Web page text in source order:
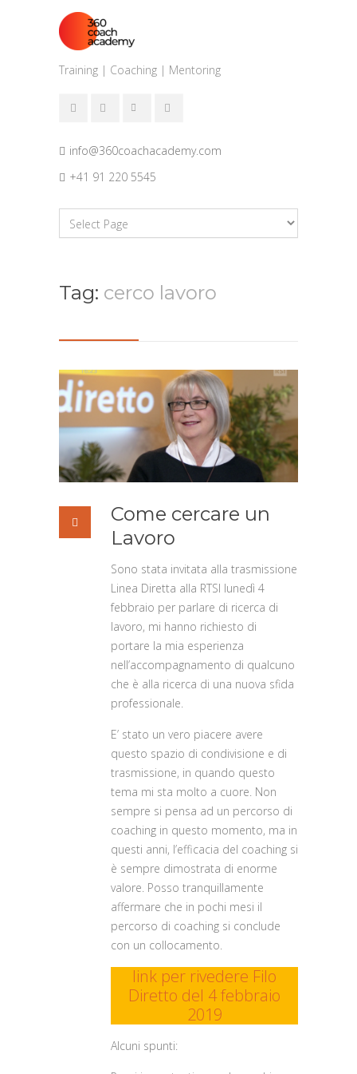
Training | Coaching | Mentoring
info@360coachacademy.com
+41 91 220 5545
Tag: cerco lavoro
Come cercare un
Lavoro
Sono stata invitata alla trasmissione
Linea Diretta alla RTSI lunedì 4
febbraio per parlare di ricerca di
lavoro, mi hanno richiesto di
portare la mia esperienza
nell’accompagnamento di qualcuno
che è alla ricerca di una nuova sfida
professionale.
E’ stato un vero piacere avere
questo spazio di condivisione e di
trasmissione, in quando questo
tema mi sta molto a cuore. Non
sempre si pensa ad un percorso di
coaching in questo momento, ma in
questi anni, l’efficacia del coaching si
è sempre dimostrata di enorme
valore. Posso tranquillamente
affermare che in pochi mesi il
percorso di coaching si conclude
con un collocamento.
link per rivedere Filo
Diretto del 4 febbraio
2019
Alcuni spunti: